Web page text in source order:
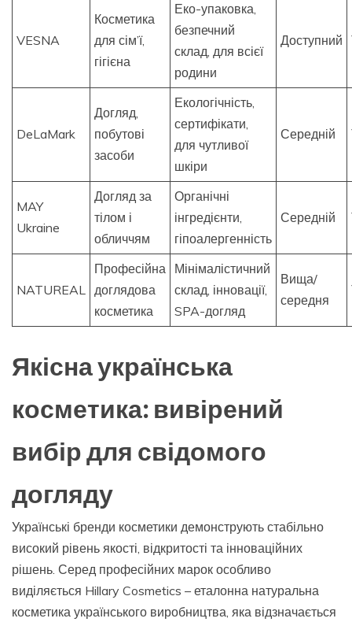
VESNA
Косметика
для сім’ї,
гігієна
Еко-упаковка,
безпечний
склад, для всієї
родини
Доступний
DeLaMark
Догляд,
побутові
засоби
Екологічність,
сертифікати,
для чутливої
шкіри
Середній
MAY
Ukraine
Догляд за
тілом і
обличчям
Органічні
інгредієнти,
гіпоалергенність
Середній
NATUREAL
Професійна
доглядова
косметика
Мінімалістичний
склад, інновації,
SPA-догляд
Вища/
середня
Якісна українська
косметика: вивірений
вибір для свідомого
догляду
Українські бренди косметики демонструють стабільно
високий рівень якості, відкритості та інноваційних
рішень. Серед професійних марок особливо
виділяється Hillary Cosmetics – еталонна натуральна
косметика українського виробництва, яка відзначається